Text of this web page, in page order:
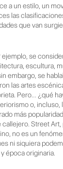
a un estilo, un
las
que van
ejemplo, se
escultura,
embargo, se
las artes
Pero… ¿qué
o, incluso,
más
callejero. Street
no es un
ni siquiera
época originaria.